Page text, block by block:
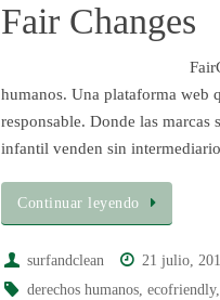
Fair Changes
humanos. Una plataforma web
responsable. Donde las
infantil venden sin
Continuar leyendo
surfandclean 21 julio,
derechos humanos, ecofriendly,